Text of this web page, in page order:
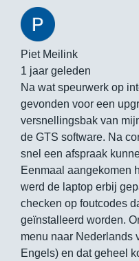
Piet Meilink
1 jaar geleden
Na wat speurwerk op
gevonden voor een
versnellingsbak van
de GTS software. Na
snel een afspraak
Eenmaal aangekomen
werd de laptop erbij
checken op foutcodes
geïnstalleerd worden.
menu naar Nederlands
Engels) en dat geheel